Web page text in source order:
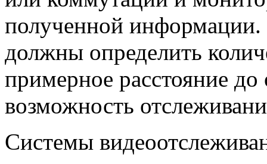
полученной
должны определить
примерное расстояние до
возможность
Системы